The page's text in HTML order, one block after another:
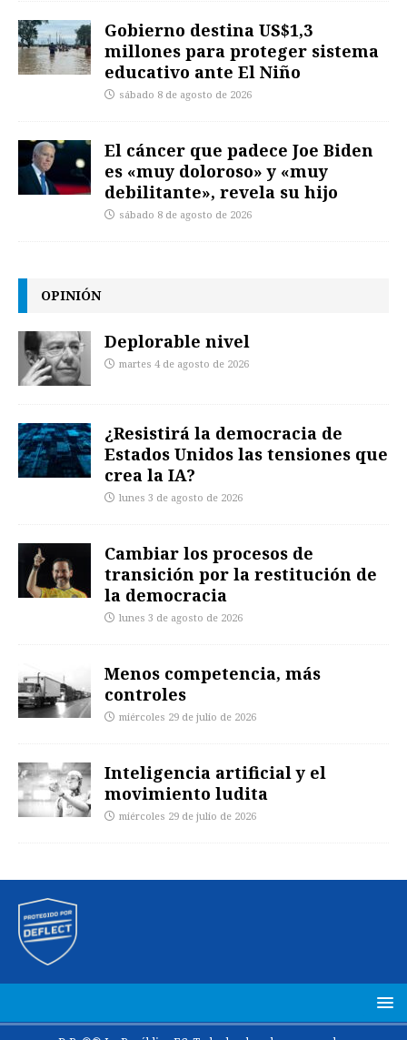
Gobierno destina US$1,3
millones para proteger sistema
educativo ante El Niño
sábado 8 de agosto de 2026
El cáncer que padece Joe Biden
es «muy doloroso» y «muy
debilitante», revela su hijo
sábado 8 de agosto de 2026
OPINIÓN
Deplorable nivel
martes 4 de agosto de 2026
¿Resistirá la democracia de
Estados Unidos las tensiones que
crea la IA?
lunes 3 de agosto de 2026
Cambiar los procesos de
transición por la restitución de
la democracia
lunes 3 de agosto de 2026
Menos competencia, más
controles
miércoles 29 de julio de 2026
Inteligencia artificial y el
movimiento ludita
miércoles 29 de julio de 2026